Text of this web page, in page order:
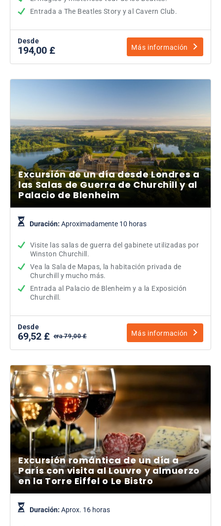
Entrada a The Beatles Story y al Cavern Club.
Desde
194,00 £ Más información
Excursión de un día desde Londres a
las Salas de Guerra de Churchill y al
Palacio de Blenheim
Duración: Aproximadamente 10 horas
Visite las salas de guerra del gabinete utilizadas por
Winston Churchill.
Vea la Sala de Mapas, la habitación privada de
Churchill y mucho más.
Entrada al Palacio de Blenheim y a la Exposición
Churchill.
Desde
69,52 £ era 79,00 £ Más información
Excursión romántica de un día a
París con visita al Louvre y almuerzo
en la Torre Eiffel o Le Bistro
Duración: Aprox. 16 horas